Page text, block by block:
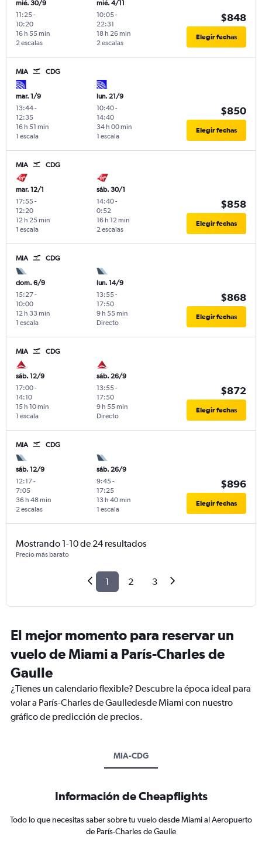
mié. 30/9
11:25-
10:20
2 escalas
16 h 55 min
mié. 4/11
10:05-
22:31
2 escalas
18 h 26 min
$848
Elegir fechas
MIA CDG
mar. 1/9
13:44-
12:35
1 escala
16 h 51 min
lun. 21/9
10:40-
14:40
1 escala
34 h 00 min
$850
Elegir fechas
MIA CDG
mar. 12/1
17:55-
12:20
1 escala
12 h 25 min
sáb. 30/1
14:40-
0:52
2 escalas
16 h 12 min
$858
Elegir fechas
MIA CDG
dom. 6/9
15:27-
10:00
1 escala
12 h 33 min
lun. 14/9
13:55-
17:50
Directo
9 h 55 min
$868
Elegir fechas
MIA CDG
sáb. 12/9
17:00-
14:10
1 escala
15 h 10 min
sáb. 26/9
13:55-
17:50
Directo
9 h 55 min
$872
Elegir fechas
MIA CDG
sáb. 12/9
12:17-
7:05
2 escalas
36 h 48 min
sáb. 26/9
9:45-
17:25
1 escala
13 h 40 min
$896
Elegir fechas
Mostrando 1-10 de 24 resultados
Precio más barato
1 2 3
El mejor momento para reservar un
vuelo de Miami a París-Charles de
Gaulle
¿Tienes un calendario flexible? Descubre la época ideal para
volar a París-Charles de Gaulledesde Miami con nuestro
gráfico de predicción de precios.
MIA-CDG
Información de Cheapflights
Todo lo que necesitas saber sobre tu vuelo desde Miami al Aeropuerto
de París-Charles de Gaulle